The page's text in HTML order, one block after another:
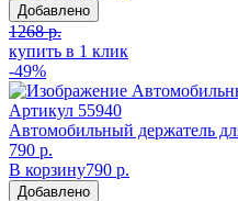
Добавлено
1268 р.
купить в 1 клик
-49%
Артикул 55940
Автомобильный держатель
790 р.
В корзину790 р.
Добавлено